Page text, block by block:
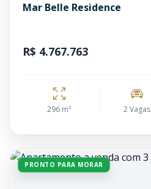
Mar Belle Residence
R$ 4.767.763
296 m² 2 Vagas
PRONTO PARA MORAR